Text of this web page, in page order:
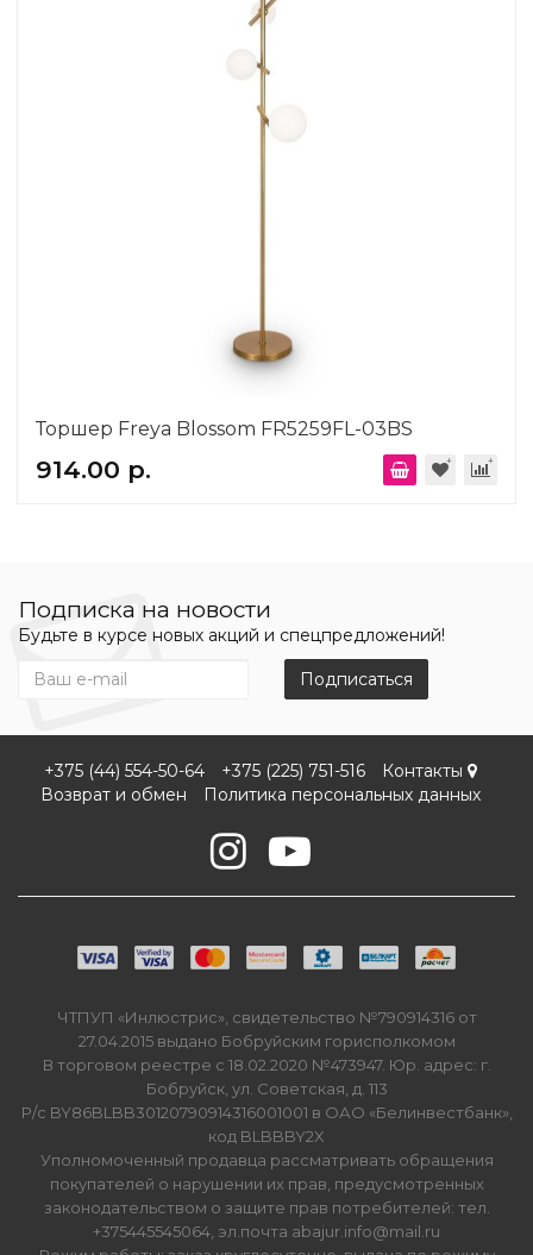
Торшер Freya Blossom FR5259FL-03BS
914.00 р.
Подписка на новости
Будьте в курсе новых акций и спецпредложений!
Подписаться
+375 (44) 554-50-64 +375 (225) 751-516
Контакты
Возврат и обмен
Политика персональных данных
ЧТПУП «Инлюстрис», свидетельство №790914316 от
27.04.2015 выдано Бобруйским горисполкомом
В торговом реестре с 18.02.2020 №473947. Юр. адрес: г.
Бобруйск, ул. Советская, д. 113
Р/с BY86BLBB30120790914316001001 в ОАО «Белинвестбанк»,
код BLBBBY2X
Уполномоченный продавца рассматривать обращения
покупателей о нарушении их прав, предусмотренных
законодательством о защите прав потребителей: тел.
+375445545064, эл.почта abajur.info@mail.ru